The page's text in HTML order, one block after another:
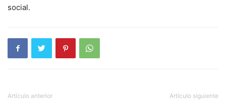
social.
Artículo anterior Artículo siguiente